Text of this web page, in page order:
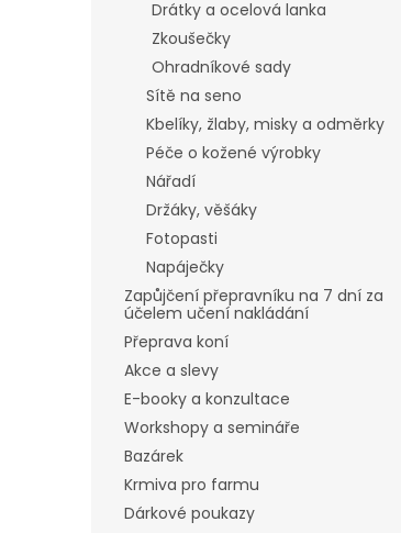
Drátky a ocelová lanka
Zkoušečky
Ohradníkové sady
Sítě na seno
Kbelíky, žlaby, misky a odměrky
Péče o kožené výrobky
Nářadí
Držáky, věšáky
Fotopasti
Napáječky
Zapůjčení přepravníku na 7 dní za
účelem učení nakládání
Přeprava koní
Akce a slevy
E-booky a konzultace
Workshopy a semináře
Bazárek
Krmiva pro farmu
Dárkové poukazy